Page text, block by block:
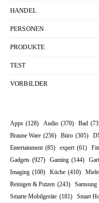
HANDEL
PERSONEN
PRODUKTE
TEST
VORBILDER
Apps (128) Audio (370) Bad
Braune Ware (256) Büro (305)
Entertainment (85) expert (61)
Gadgets (927) Gaming (144)
Imaging (100) Küche (410) Miele
Reinigen & Putzen (243) Samsung
Smarte Mobilgeräte (181) Smart